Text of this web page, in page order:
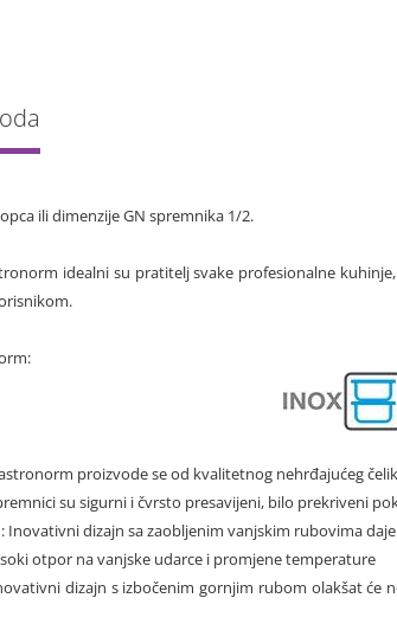
ili dimenzije GN spremnika 1/2.
idealni su pratitelj svake profesionalne
proizvode se od kvalitetnog nehrđajućeg
su sigurni i čvrsto presavijeni, bilo prekriveni
: Inovativni dizajn sa zaobljenim vanjskim rubovima
otpor na vanjske udarce i promjene temperature
dizajn s izbočenim gornjim rubom olakšat će